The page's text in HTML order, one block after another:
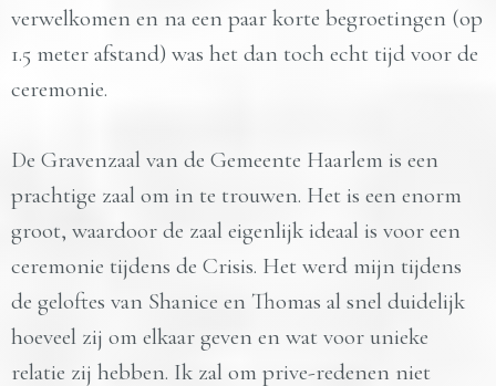
verwelkomen en na een paar korte begroetingen (op
1.5 meter afstand) was het dan toch echt tijd voor de
ceremonie.
De Gravenzaal van de Gemeente Haarlem is een
prachtige zaal om in te trouwen. Het is een enorm
groot, waardoor de zaal eigenlijk ideaal is voor een
ceremonie tijdens de Crisis. Het werd mijn tijdens
de geloftes van Shanice en Thomas al snel duidelijk
hoeveel zij om elkaar geven en wat voor unieke
relatie zij hebben. Ik zal om prive-redenen niet